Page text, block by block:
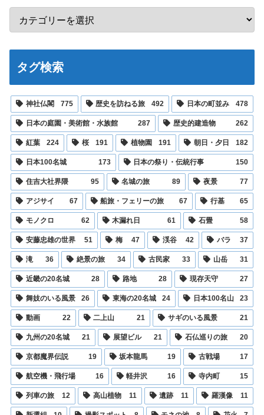
タグ検索
神社仏閣 775 歴史を訪ねる旅 492 日本の町並み 478
日本の庭園・美術館・水族館 287 歴史的建造物 262
紅葉 224 桜 191 植物園 191 朝日・夕日 182
日本100名城 173 日本の祭り・伝統行事 150
住吉大社界隈 95 名城の旅 89 夜景 77
アジサイ 67 船旅・フェリーの旅 67 行基 65
モノクロ 62 木漏れ日 61 石畳 58
安藤忠雄の世界 51 梅 47 渓谷 42 バラ 37
滝 36 絶景の旅 34 古民家 33 山岳 31
近畿の20名城 28 路地 28 現存天守 27
舞妓のいる風景 26 東海の20名城 24 日本100名山 23
動画 22 二上山 21 サギのいる風景 21
九州の20名城 21 展望ビル 21 石仏巡りの旅 20
京都魔界伝説 19 坂本龍馬 19 古戦場 17
航空機・飛行場 16 軽井沢 16 寺内町 15
列車の旅 12 高山植物 11 遺跡 11 羅漢像 11